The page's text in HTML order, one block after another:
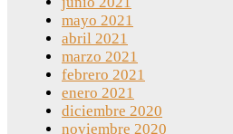
mayo 2021
abril 2021
marzo 2021
febrero 2021
enero 2021
diciembre 2020
noviembre 2020